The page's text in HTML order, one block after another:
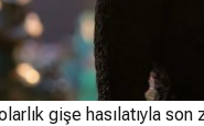
gişe hasılatıyla son